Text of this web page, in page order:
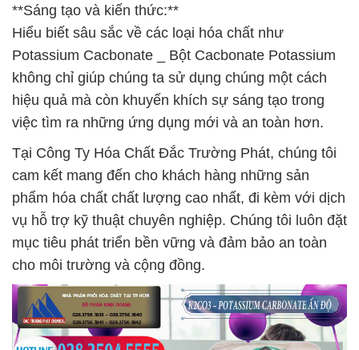
**Sáng tạo và kiến thức:**
Hiểu biết sâu sắc về các loại hóa chất như
Potassium Cacbonate _ Bột Cacbonate Potassium
không chỉ giúp chúng ta sử dụng chúng một cách
hiệu quả mà còn khuyến khích sự sáng tạo trong
việc tìm ra những ứng dụng mới và an toàn hơn.
Tại Công Ty Hóa Chất Đắc Trường Phát, chúng tôi
cam kết mang đến cho khách hàng những sản
phẩm hóa chất chất lượng cao nhất, đi kèm với dịch
vụ hỗ trợ kỹ thuật chuyên nghiệp. Chúng tôi luôn đặt
mục tiêu phát triển bền vững và đảm bảo an toàn
cho môi trường và cộng đồng.